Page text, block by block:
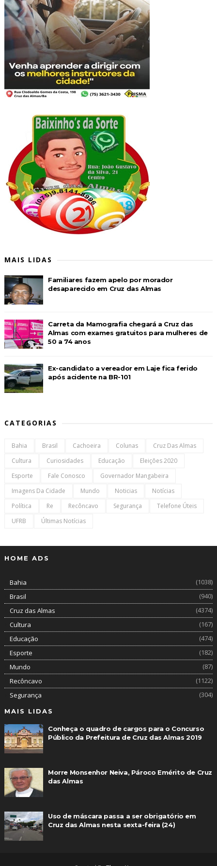
MAIS LIDAS
Familiares fazem apelo por morador
desaparecido em Cruz das Almas
Carreta da Mamografia chegará a Cruz das
Almas com exames gratuitos para mulheres de
50 a 74 anos
Ex-candidato a vereador em Laje fica ferido
após acidente na BR-101
CATEGORIAS
Bahia Brasil Cachoeira Colunas
Cruz Das Almas
Cultura
Curiosidades Educação
Eleições 2020
Esporte
Fale Conosco
Governador Mangabeira
Imagens Da Cidade
Mundo Noticias
Notícias
Política
Re Recôncavo Segurança
Telefone Úteis
UFRB
Últimas Notícias
HOME ADS
Bahia
(1038)
Brasil
(940)
Cruz das Almas
(4374)
Cultura
(167)
Educação
(474)
Esporte
(182)
Mundo
(87)
Recôncavo
(1122)
Segurança
(304)
MAIS LIDAS
Conheça o quadro de cargos para o Concurso
Público da Prefeitura de Cruz das Almas 2019
Morre Monsenhor Neiva, Pároco Emérito de Cruz
das Almas
Uso de máscara passa a ser obrigatório em
Cruz das Almas nesta sexta-feira (24)